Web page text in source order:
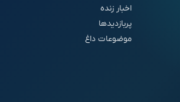
اخبار زنده
پربازدیدها
موضوعات داغ